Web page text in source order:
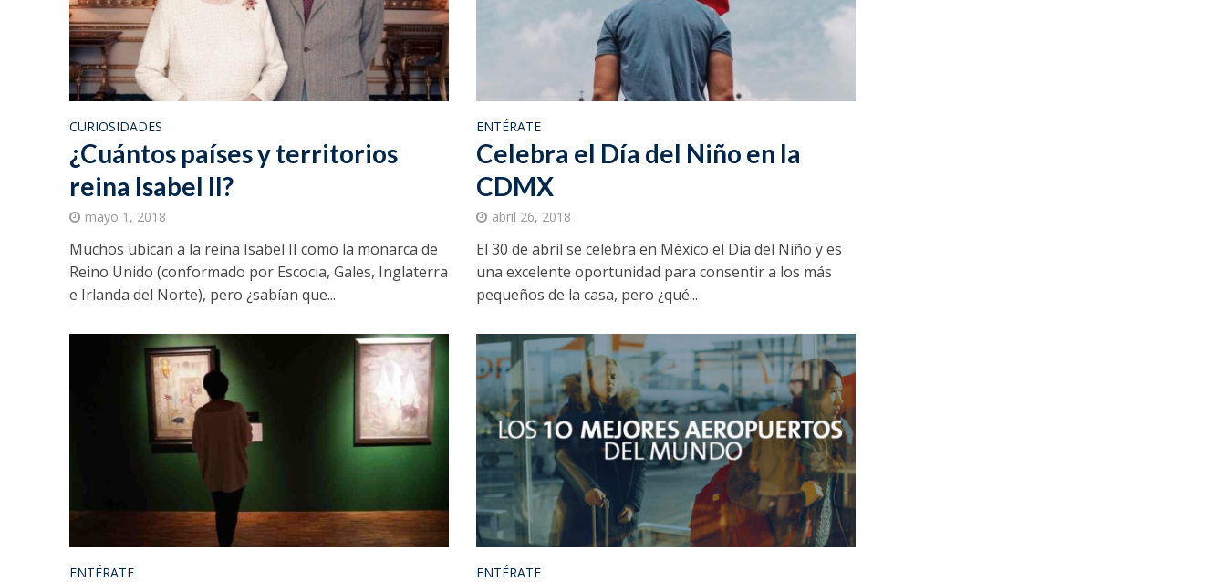
CURIOSIDADES
¿Cuántos países y territorios
reina Isabel II?
mayo 1, 2018
Muchos ubican a la reina Isabel II como la monarca de
Reino Unido (conformado por Escocia, Gales, Inglaterra
e Irlanda del Norte), pero ¿sabían que...
ENTÉRATE
Celebra el Día del Niño en la
CDMX
abril 26, 2018
El 30 de abril se celebra en México el Día del Niño y es
una excelente oportunidad para consentir a los más
pequeños de la casa, pero ¿qué...
ENTÉRATE ENTÉRATE